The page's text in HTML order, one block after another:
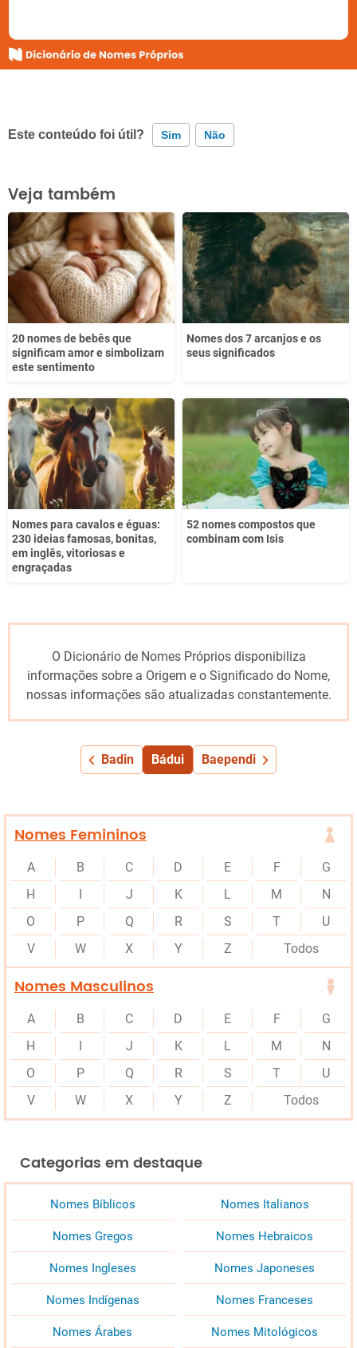
Este conteúdo foi útil? Sim Não
Este conteúdo contém informação incorreta
Este conteúdo não tem a informação que procuro
Outro
Veja também
20 nomes de bebês que
significam amor e simbolizam
este sentimento
Nomes dos 7 arcanjos e os
seus significados
Nomes para cavalos e éguas:
230 ideias famosas, bonitas,
em inglês, vitoriosas e
engraçadas
52 nomes compostos que
combinam com Isis
O Dicionário de Nomes Próprios disponibiliza
informações sobre a Origem e o Significado do Nome,
nossas informações são atualizadas constantemente.
Badin Bádui Baependi
Nomes Femininos
A B C D E F
G
H
J K L M
N
O
P Q R S T
U
V
W X Y Z Todos
Nomes Masculinos
A B C D E F
G
H
J K L M
N
O
P Q R S T
U
V
W X Y Z Todos
Categorias em destaque
Nomes Bíblicos Nomes Italianos
Nomes Gregos Nomes Hebraicos
Nomes Ingleses Nomes Japoneses
Nomes Indígenas Nomes Franceses
Nomes Árabes Nomes Mitológicos